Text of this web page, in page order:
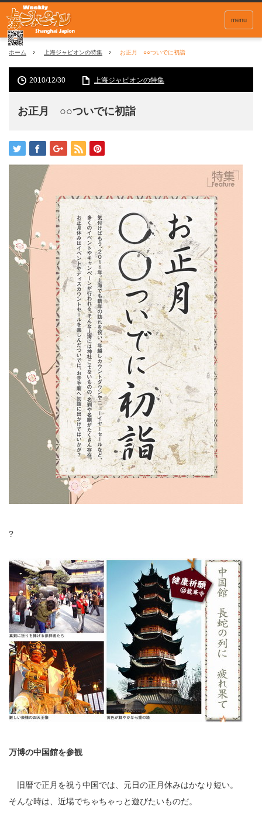
menu
ホーム 上海ジャピオンの特集 お正月 ○○ついでに初詣
2010/12/30 上海ジャピオンの特集
お正月 ○○ついでに初詣
?
万博の中国館を参観
旧暦で正月を祝う中国では、元日の正月休みはかなり短い。
そんな時は、近場でちゃちゃっと遊びたいものだ。